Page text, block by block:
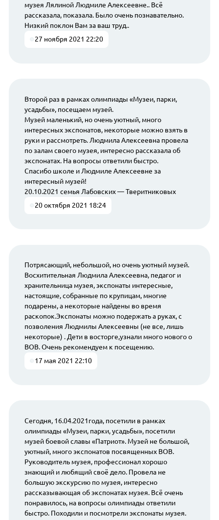
музея Лялиной Людмиле Алексеевне.. Всё
рассказала, показала. Было очень познавательно.
Низкий поклон Вам за ваш труд..
27 ноября 2021 22:20
Второй раз в рамках олимпиады «Музеи, парки,
усадьбы», посещаем музей.
Музей маленький, но очень уютный, много
интересных экспонатов, некоторые можно взять в
руки и рассмотреть. Людмила Алексеевна провела
по залам своего музея, интересно рассказала об
экспонатах. На вопросы ответили быстро.
Спасибо школе и Людмиле Алексеевне за
интересный музей!
20.10.2021 семья Лабовских — Тверитниковых
20 октября 2021 18:24
Потрясающий, небольшой, но очень уютный музей.
Восхитительная Людмила Алексеевна, педагог и
хранительница музея, экспонаты интересные,
настоящие, собранные по крупицам, многие
подарены, а некоторые найдены во время
раскопок.Экспонаты можно подержать а руках, с
позволения Людмилы Алексеевны (не все, лишь
некоторые) . Дети в восторге,узнали много нового о
ВОВ. Очень рекомендуем к посещению.
17 мая 2021 22:10
Сегодня, 16.04.2021года, посетили в рамках
олимпиады «Музеи, парки, усадьбы», посетили
музей боевой славы «Патриот». Музей не большой,
уютный, много экспонатов посвященных ВОВ.
Руководитель музея, профессионал хорошо
знающий и любящий своё дело. Провела не
большую экскурсию по музея, интересно
рассказывающая об экспонатах музея. Всё очень
понравилось, на вопросы олимпиады ответили
быстро. Походили и посмотрели экспонаты музея.